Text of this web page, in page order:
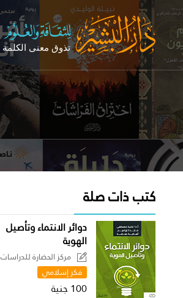
كتب ذات صلة
دوائر الانتماء وتأصيل
الهوية
مركز الحضارة للدراسات
السياسية
فكر إسلامي
100 جنية